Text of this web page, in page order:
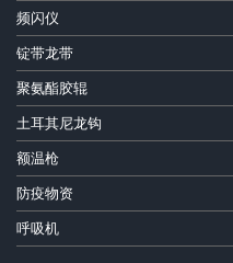
频闪仪
锭带龙带
聚氨酯胶辊
土耳其尼龙钩
额温枪
防疫物资
呼吸机